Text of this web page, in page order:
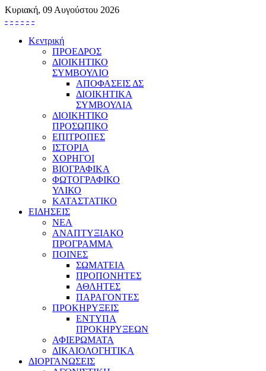
Κυριακή, 09 Αυγούστου 2026
- - - - - -
Κεντρική
ΠΡΟΕΔΡΟΣ
ΔΙΟΙΚΗΤΙΚΟ
ΣΥΜΒΟΥΛΙΟ
ΑΠΟΦΑΣΕΙΣ ΔΣ
ΔΙΟΙΚΗΤΙΚΑ
ΣΥΜΒΟΥΛΙΑ
ΔΙΟΙΚΗΤΙΚΟ
ΠΡΟΣΩΠΙΚΟ
ΕΠΙΤΡΟΠΕΣ
ΙΣΤΟΡΙΑ
ΧΟΡΗΓΟΙ
ΒΙΟΓΡΑΦΙΚΑ
ΦΩΤΟΓΡΑΦΙΚΟ
ΥΛΙΚΟ
ΚΑΤΑΣΤΑΤΙΚΟ
ΕΙΔΗΣΕΙΣ
ΝΕΑ
ΑΝΑΠΤΥΞΙΑΚΟ
ΠΡΟΓΡΑΜΜΑ
ΠΟΙΝΕΣ
ΣΩΜΑΤΕΙΑ
ΠΡΟΠΟΝΗΤΕΣ
ΑΘΛΗΤΕΣ
ΠΑΡΑΓΟΝΤΕΣ
ΠΡΟΚΗΡΥΞΕΙΣ
ΕΝΤΥΠΑ
ΠΡΟΚΗΡΥΞΕΩΝ
ΑΦΙΕΡΩΜΑΤΑ
ΔΙΚΑΙΟΛΟΓΗΤΙΚΑ
ΔΙΟΡΓΑΝΩΣΕΙΣ